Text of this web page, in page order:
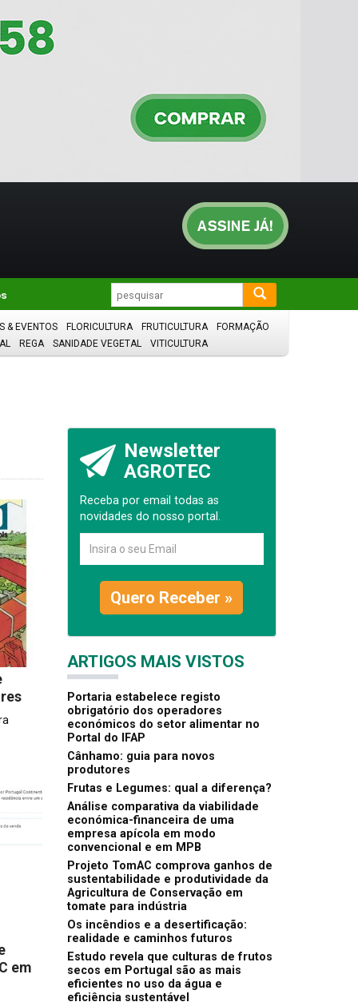
& EVENTOS FLORICULTURA FRUTICULTURA
FORMAÇÃO
REGA SANIDADE VEGETAL VITICULTURA
em
Newsletter
AGROTEC
Receba por email todas as
novidades do nosso portal.
Quero Receber »
ARTIGOS MAIS VISTOS
Portaria estabelece registo
obrigatório dos operadores
económicos do setor alimentar no
Portal do IFAP
Cânhamo: guia para novos
produtores
Frutas e Legumes: qual a diferença?
Análise comparativa da viabilidade
económica-financeira de uma
empresa apícola em modo
convencional e em MPB
Projeto TomAC comprova ganhos de
sustentabilidade e produtividade da
Agricultura de Conservação em
tomate para indústria
Os incêndios e a desertificação:
realidade e caminhos futuros
Estudo revela que culturas de frutos
secos em Portugal são as mais
eficientes no uso da água e
eficiência sustentável